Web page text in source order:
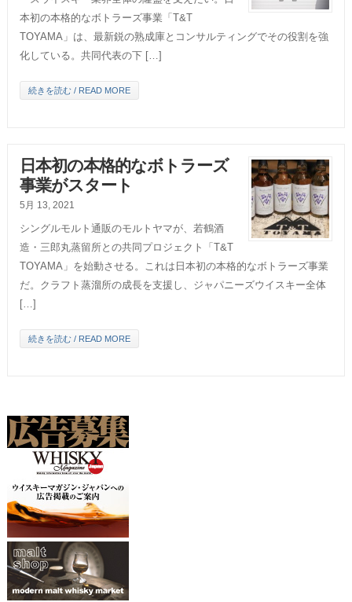
本初の本格的なボトラーズ事業「T&T
TOYAMA」は、最新鋭の熟成庫とコンサルティングでその役割を強
化している。共同代表の下 […]
続きを読む / READ MORE
日本初の本格的なボトラーズ
事業がスタート
5月 13, 2021
シングルモルト通販のモルトヤマが、若鶴酒
造・三郎丸蒸留所との共同プロジェクト「T&T
TOYAMA」を始動させる。これは日本初の本格的なボトラーズ事業
だ。クラフト蒸溜所の成長を支援し、ジャパニーズウイスキー全体
[…]
続きを読む / READ MORE